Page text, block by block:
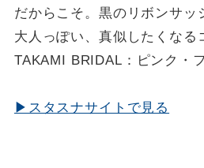
だからこそ。黒のリボンサッ
大人っぽい、真似したくなる
TAKAMI BRIDAL：ピンク・
▶スタスナサイトで見る